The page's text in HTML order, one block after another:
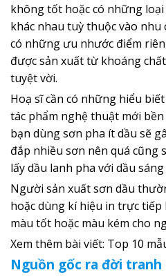
không tốt hoặc có những
khác nhau tuỳ thuộc vào
có những ưu nhước điểm
được sản xuất từ khoáng
tuyệt vời.
Hoạ sĩ cần có những hiểu
tác phẩm nghệ thuật mới
bạn dùng sơn pha ít dầu sẽ
đắp nhiều sơn nên quá cũng
lấy dầu lanh pha với dầu
Người sản xuất sơn dầu
hoặc dùng kí hiệu in trực
màu tốt hoặc màu kém cho
Xem thêm bài viết: Top 10
Nguồn gốc ra đời tranh